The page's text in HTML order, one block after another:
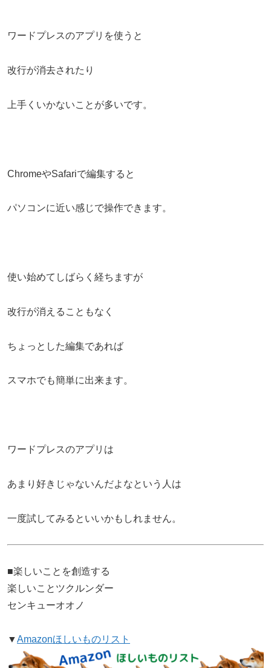
ワードプレスのアプリを使うと
改行が消去されたり
上手くいかないことが多いです。
ChromeやSafariで編集すると
パソコンに近い感じで操作できます。
使い始めてしばらく経ちますが
改行が消えることもなく
ちょっとした編集であれば
スマホでも簡単に出来ます。
ワードプレスのアプリは
あまり好きじゃないんだよなという人は
一度試してみるといいかもしれません。
■楽しいことを創造する
楽しいことツクルンダー
センキューオオノ
▼Amazonほしいものリスト